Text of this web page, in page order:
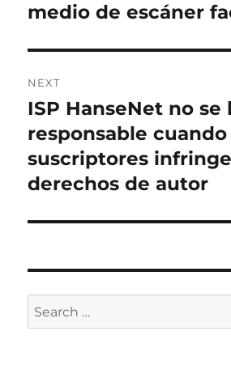
post:
medio de escáner
NEXT
Next
post:
ISP HanseNet no se
responsable cuando
suscriptores
derechos de autor
Search
for: